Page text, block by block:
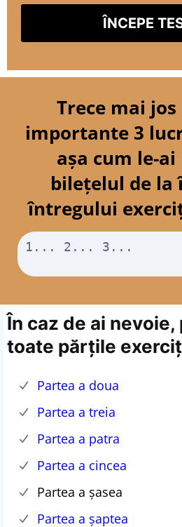
ÎNCEPE
Trece mai
importante 3
așa cum le-
bilețelul de la
întregului
În caz de ai nevoie,
toate părțile
Partea a doua
Partea a treia
Partea a patra
Partea a cincea
Partea a șasea
Partea a șaptea